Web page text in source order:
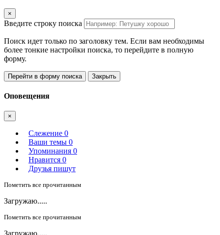
×
Введите строку поиска
Поиск идет только по заголовку тем. Если вам необходимы
более тонкие настройки поиска, то перейдите в полную
форму.
Перейти в форму поиска Закрыть
Оповещения
×
Слежение 0
Ваши темы 0
Упоминания 0
Нравится 0
Друзья пишут
Пометить все прочитанным
Загружаю.....
Пометить все прочитанным